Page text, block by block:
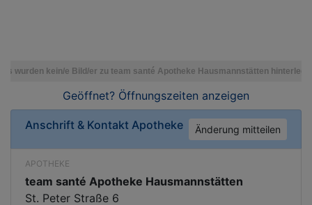
Geöffnet? Öffnungszeiten anzeigen
Anschrift & Kontakt Apotheke Änderung mitteilen
APOTHEKE
team santé Apotheke Hausmannstätten
St. Peter Straße 6